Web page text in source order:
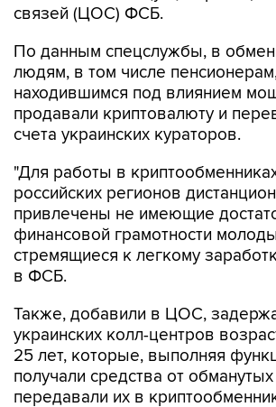
По данным спецслужбы, в
находившимся под влиянием
продавали криптовалюту и
счета украинских кураторов.
"Для работы в криптообменниках
привлечены не имеющие
финансовой грамотности
стремящиеся к легкому
в ФСБ.
Также, добавили в ЦОС,
25 лет, которые, выполняя
получали средства от
передавали их в
дальнейшего направления на